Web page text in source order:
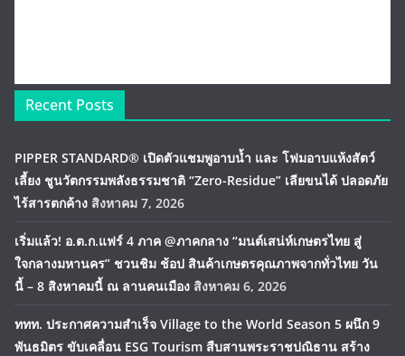
Recent Posts
PIPPER STANDARD® เปิดตัวแชมพูอาบน้ำ และ โฟมอาบแห้งสัตว์
เลี้ยง ชูนวัตกรรมพลังธรรมชาติ “Zero-Residue” เลียขนได้ ปลอดภัย
ไร้สารตกค้าง สิงหาคม 7, 2026
เริ่มแล้ว! อ.ต.ก.แฟร์ 4 ภาค @ภาคกลาง “มนต์เสน่ห์เกษตรไทย สู่
ใจกลางมหานคร” ชวนชิม ช้อป สินค้าเกษตรคุณภาพจากทั่วไทย วัน
นี้ – 8 สิงหาคมนี้ ณ ลานคนเมือง สิงหาคม 6, 2026
ททท. ประกาศความสำเร็จ Village to the World Season 5 ผนึก 9
พันธมิตร ขับเคลื่อน ESG Tourism สืบสานพระราชปณิธาน สร้าง